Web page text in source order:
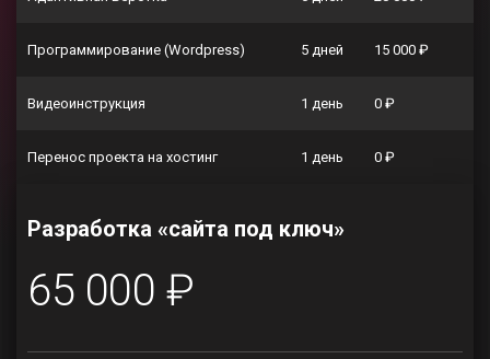
Программирование (Wordpress) 5 дней 15 000 ₽
Видеоинструкция 1 день 0 ₽
Перенос проекта на хостинг 1 день 0 ₽
Разработка «сайта под ключ»
65 000 ₽